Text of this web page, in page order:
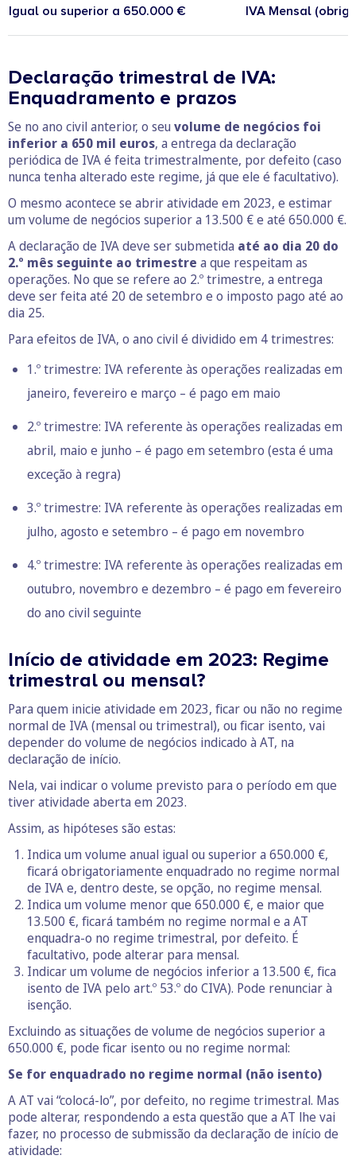
Igual ou superior a 650.000 € IVA Mensal
Declaração trimestral de IVA:
Enquadramento e prazos
Se no ano civil anterior, o seu volume de negócios foi
inferior a 650 mil euros, a entrega da declaração
periódica de IVA é feita trimestralmente, por defeito (caso
nunca tenha alterado este regime, já que ele é facultativo).
O mesmo acontece se abrir atividade em 2023, e estimar
um volume de negócios superior a 13.500 € e até 650.000 €.
A declaração de IVA deve ser submetida até ao dia 20 do
2.º mês seguinte ao trimestre a que respeitam as
operações. No que se refere ao 2.º trimestre, a entrega
deve ser feita até 20 de setembro e o imposto pago até ao
dia 25.
Para efeitos de IVA, o ano civil é dividido em 4 trimestres:
1.º trimestre: IVA referente às operações realizadas em
janeiro, fevereiro e março – é pago em maio
2.º trimestre: IVA referente às operações realizadas em
abril, maio e junho – é pago em setembro (esta é uma
exceção à regra)
3.º trimestre: IVA referente às operações realizadas em
julho, agosto e setembro – é pago em novembro
4.º trimestre: IVA referente às operações realizadas em
outubro, novembro e dezembro – é pago em fevereiro
do ano civil seguinte
Início de atividade em 2023: Regime
trimestral ou mensal?
Para quem inicie atividade em 2023, ficar ou não no regime
normal de IVA (mensal ou trimestral), ou ficar isento, vai
depender do volume de negócios indicado à AT, na
declaração de início.
Nela, vai indicar o volume previsto para o período em que
tiver atividade aberta em 2023.
Assim, as hipóteses são estas:
Indica um volume anual igual ou superior a 650.000 €,
ficará obrigatoriamente enquadrado no regime normal
de IVA e, dentro deste, se opção, no regime mensal.
Indica um volume menor que 650.000 €, e maior que
13.500 €, ficará também no regime normal e a AT
enquadra-o no regime trimestral, por defeito. É
facultativo, pode alterar para mensal.
Indicar um volume de negócios inferior a 13.500 €, fica
isento de IVA pelo art.º 53.º do CIVA). Pode renunciar à
isenção.
Excluindo as situações de volume de negócios superior a
650.000 €, pode ficar isento ou no regime normal:
Se for enquadrado no regime normal (não isento)
A AT vai “colocá-lo”, por defeito, no regime trimestral. Mas
pode alterar, respondendo a esta questão que a AT lhe vai
fazer, no processo de submissão da declaração de início de
atividade: